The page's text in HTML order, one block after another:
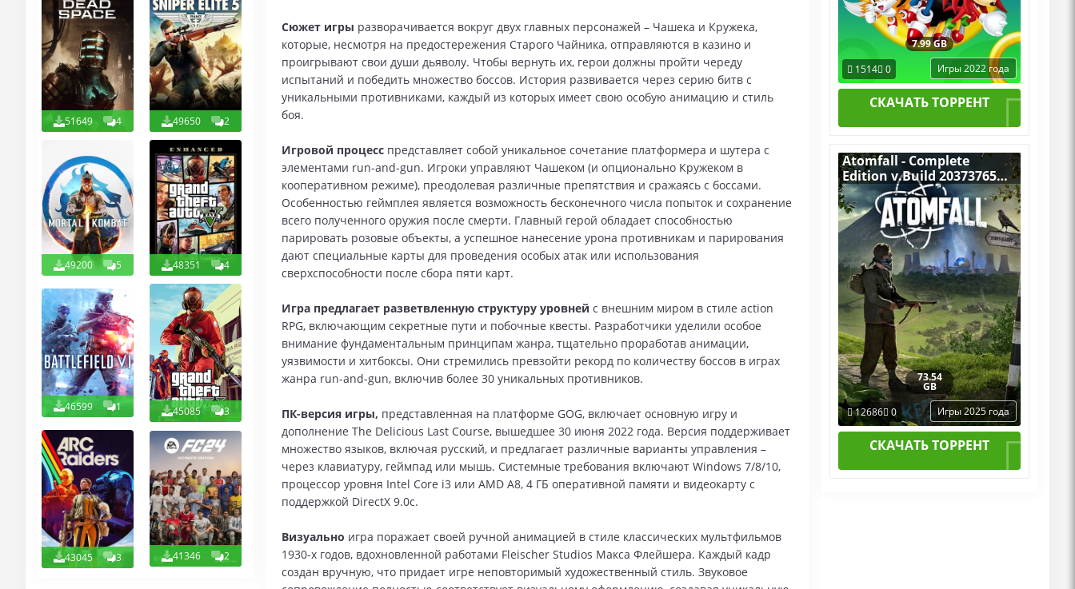
51649 4 49650 2
49200 5 48351 4
46599 1 45085 3
43045 3 41346 2
Сюжет игры разворачивается вокруг двух главных персонажей – Чашека и Кружека,
которые, несмотря на предостережения Старого Чайника, отправляются в казино и
проигрывают свои души дьяволу. Чтобы вернуть их, герои должны пройти череду
испытаний и победить множество боссов. История развивается через серию битв с
уникальными противниками, каждый из которых имеет свою особую анимацию и стиль
боя.
Игровой процесс представляет собой уникальное сочетание платформера и шутера с
элементами run-and-gun. Игроки управляют Чашеком (и опционально Кружеком в
кооперативном режиме), преодолевая различные препятствия и сражаясь с боссами.
Особенностью геймплея является возможность бесконечного числа попыток и сохранение
всего полученного оружия после смерти. Главный герой обладает способностью
парировать розовые объекты, а успешное нанесение урона противникам и парирования
дают специальные карты для проведения особых атак или использования
сверхспособности после сбора пяти карт.
Игра предлагает разветвленную структуру уровней с внешним миром в стиле action
RPG, включающим секретные пути и побочные квесты. Разработчики уделили особое
внимание фундаментальным принципам жанра, тщательно проработав анимации,
уязвимости и хитбоксы. Они стремились превзойти рекорд по количеству боссов в играх
жанра run-and-gun, включив более 30 уникальных противников.
ПК-версия игры, представленная на платформе GOG, включает основную игру и
дополнение The Delicious Last Course, вышедшее 30 июня 2022 года. Версия поддерживает
множество языков, включая русский, и предлагает различные варианты управления –
через клавиатуру, геймпад или мышь. Системные требования включают Windows 7/8/10,
процессор уровня Intel Core i3 или AMD A8, 4 ГБ оперативной памяти и видеокарту с
поддержкой DirectX 9.0c.
Визуально игра поражает своей ручной анимацией в стиле классических мультфильмов
1930-х годов, вдохновленной работами Fleischer Studios Макса Флейшера. Каждый кадр
создан вручную, что придает игре неповторимый художественный стиль. Звуковое
7.99 GB
1514 0 Игры 2022 года
СКАЧАТЬ ТОРРЕНТ
Atomfall - Complete
Edition v.Build 20373765
[RUS|ENG] (2025) PC
Пиратка Portable + All
DLCs
73.54
GB
12686 0 Игры 2025 года
СКАЧАТЬ ТОРРЕНТ